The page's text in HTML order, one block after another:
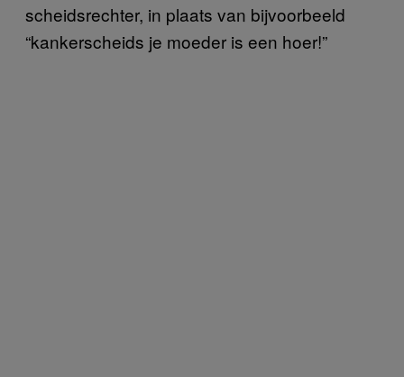
scheidsrechter, in plaats van bijvoorbeeld
“kankerscheids je moeder is een hoer!”